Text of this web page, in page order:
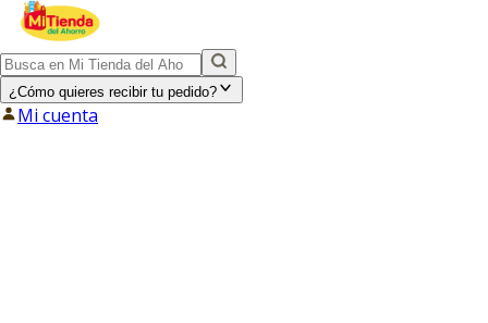
¿Cómo quieres recibir tu pedido?
Mi cuenta